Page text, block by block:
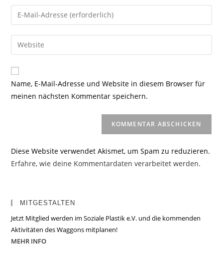
Namen
oder
zum
Kommentieren
ein
Gib
deine
E-
Mail-
zum
Kommentieren
ein
Gib
deine
Website-
URL
Name, E-Mail-Adresse und Website in diesem Browser für
meinen nächsten Kommentar speichern.
Diese Website verwendet Akismet, um Spam zu reduzieren.
Erfahre, wie deine Kommentardaten verarbeitet werden.
MITGESTALTEN
Jetzt Mitglied werden im Soziale Plastik e.V. und die kommenden
Aktivitäten des Waggons mitplanen!
MEHR INFO